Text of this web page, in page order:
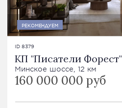
РЕКОМЕНДУЕМ
ID 8379
КП "Писатели Форест"
Минское шоссе, 12 км
160 000 000 руб